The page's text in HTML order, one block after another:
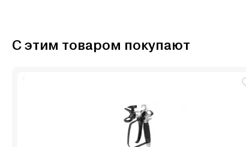
С этим товаром покупают